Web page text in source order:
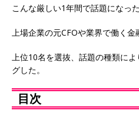
こんな厳しい1年間で話題になっ
上場企業の元CFOや業界で働く金
上位10名を選抜、話題の種類に
グした。
目次